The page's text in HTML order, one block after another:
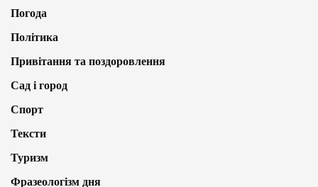
Погода
Політика
Привітання та поздоровлення
Сад і город
Спорт
Тексти
Туризм
Фразеологізм дня